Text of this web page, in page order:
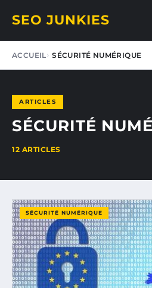
SEO JUNKIES
ACCUEIL SÉCURITÉ NUMÉRIQUE
ARTICLES
SÉCURITÉ
12 ARTICLES
SÉCURITÉ NUMÉRIQUE